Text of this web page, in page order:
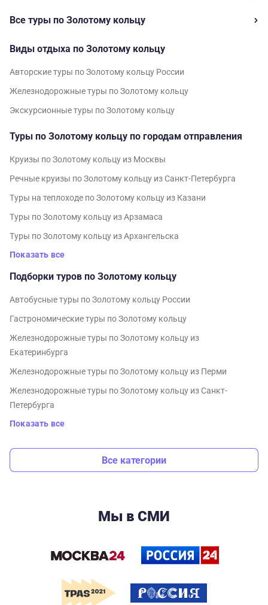
Все туры по Золотому кольцу
Виды отдыха по Золотому кольцу
Авторские туры по Золотому кольцу России
Железнодорожные туры по Золотому кольцу
Экскурсионные туры по Золотому кольцу
Туры по Золотому кольцу по городам отправления
Круизы по Золотому кольцу из Москвы
Речные круизы по Золотому кольцу из Санкт-Петербурга
Туры на теплоходе по Золотому кольцу из Казани
Туры по Золотому кольцу из Арзамаса
Туры по Золотому кольцу из Архангельска
Показать все
Подборки туров по Золотому кольцу
Автобусные туры по Золотому кольцу России
Гастрономические туры по Золотому кольцу
Железнодорожные туры по Золотому кольцу из
Екатеринбурга
Железнодорожные туры по Золотому кольцу из Перми
Железнодорожные туры по Золотому кольцу из Санкт-
Петербурга
Показать все
Все категории
Мы в СМИ